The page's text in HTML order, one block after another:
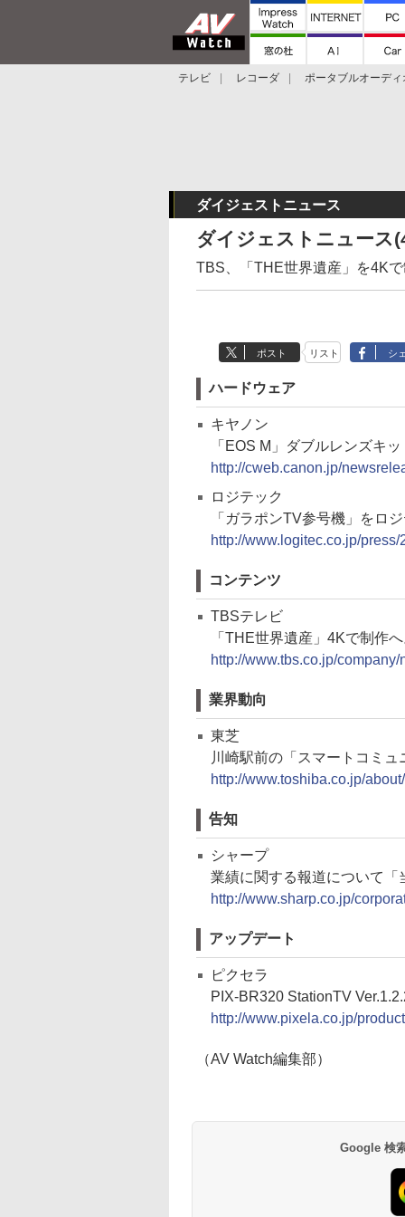
テレビ レコーダ ポータブルオーディ
ダイジェストニュース
ダイジェストニュース
TBS、「THE世界遺産」を4K
ポスト リスト シ
ハードウェア
キヤノン
「EOS M」ダブルレンズキ
http://cweb.canon.jp/
ロジテック
「ガラポンTV参号機」をロ
http://www.logitec.co.jp/press/
コンテンツ
TBSテレビ
「THE世界遺産」4Kで制作
http://www.tbs.co.jp/
業界動向
東芝
川崎駅前の「スマートコミ
http://www.toshiba.co.jp/
告知
シャープ
業績に関する報道について
http://www.sharp.co.jp/
アップデート
ピクセラ
PIX-BR320 StationTV
http://www.pixela.co.jp/
（AV Watch編集部）
Google 検